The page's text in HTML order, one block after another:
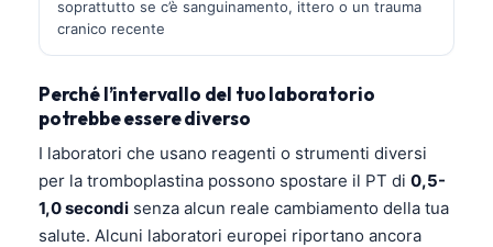
soprattutto se c’è sanguinamento, ittero o un trauma
cranico recente
Perché l’intervallo del tuo laboratorio
potrebbe essere diverso
I laboratori che usano reagenti o strumenti diversi
per la tromboplastina possono spostare il PT di 0,5-
1,0 secondi senza alcun reale cambiamento della tua
salute. Alcuni laboratori europei riportano ancora